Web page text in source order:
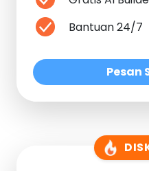
Bantuan 24/7
Pesan